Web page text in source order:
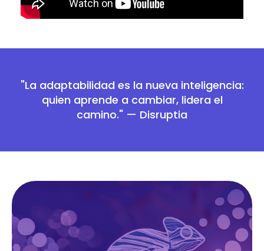
"La adaptabilidad es la nueva inteligencia:
quien aprende a cambiar, lidera el
camino." — Disruptia